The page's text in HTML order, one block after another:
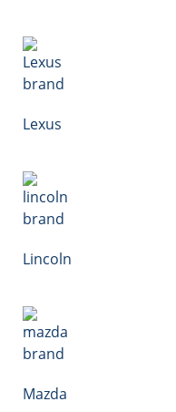
Lexus
Lincoln
Mazda